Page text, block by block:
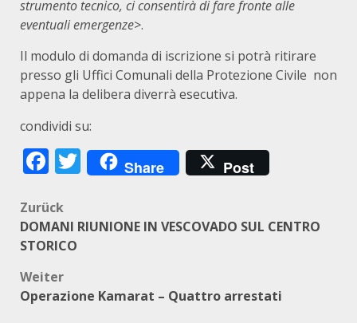
strumento tecnico, ci consentirà di fare fronte alle
eventuali emergenze>.
Il modulo di domanda di iscrizione si potrà ritirare
presso gli Uffici Comunali della Protezione Civile non
appena la delibera diverrà esecutiva.
condividi su:
Facebook
Twitter
Share Post
Beitragsnavigation
Zurück
DOMANI RIUNIONE IN VESCOVADO SUL CENTRO
STORICO
Weiter
Operazione Kamarat – Quattro arrestati